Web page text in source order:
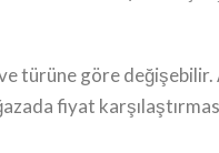
türüne göre
fiyat